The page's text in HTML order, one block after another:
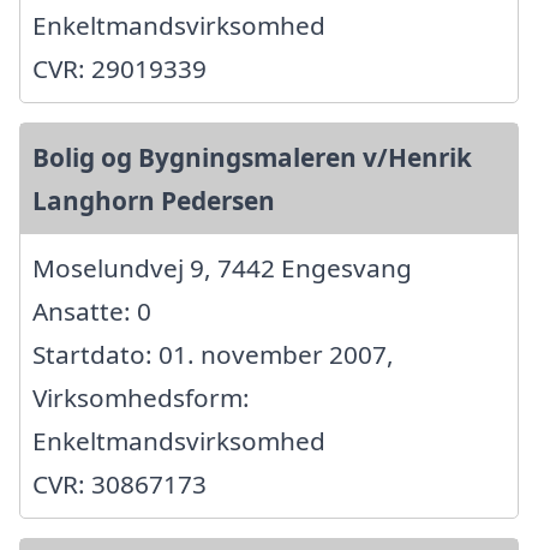
Enkeltmandsvirksomhed
CVR: 29019339
Bolig og Bygningsmaleren v/Henrik
Langhorn Pedersen
Moselundvej 9, 7442 Engesvang
Ansatte: 0
Startdato: 01. november 2007,
Virksomhedsform:
Enkeltmandsvirksomhed
CVR: 30867173